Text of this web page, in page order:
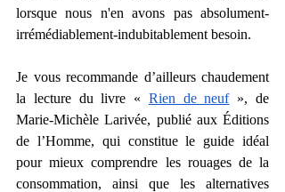
lorsque nous n'en avons pas absolument-
irrémédiablement-indubitablement besoin.
Je vous recommande d’ailleurs chaudement
la lecture du livre « Rien de neuf », de
Marie-Michèle Larivée, publié aux Éditions
de l’Homme, qui constitue le guide idéal
pour mieux comprendre les rouages de la
consommation, ainsi que les alternatives